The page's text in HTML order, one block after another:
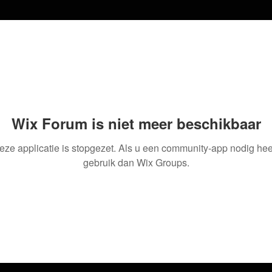
Wix Forum is niet meer beschikbaar
applicatie is stopgezet. Als u een community-app nodig
gebruik dan Wix Groups.